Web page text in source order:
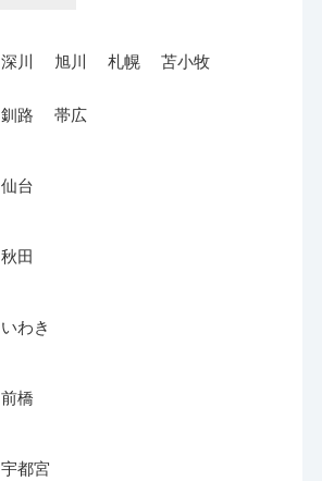
深川 旭川 札幌 苫小牧
釧路 帯広
仙台
秋田
いわき
前橋
宇都宮